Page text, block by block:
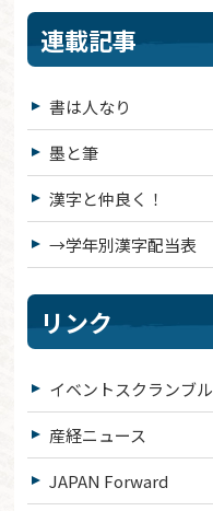
連載記事
書は人なり
墨と筆
漢字と仲良く！
→学年別漢字配当表
リンク
イベントスクランブル
産経ニュース
JAPAN Forward